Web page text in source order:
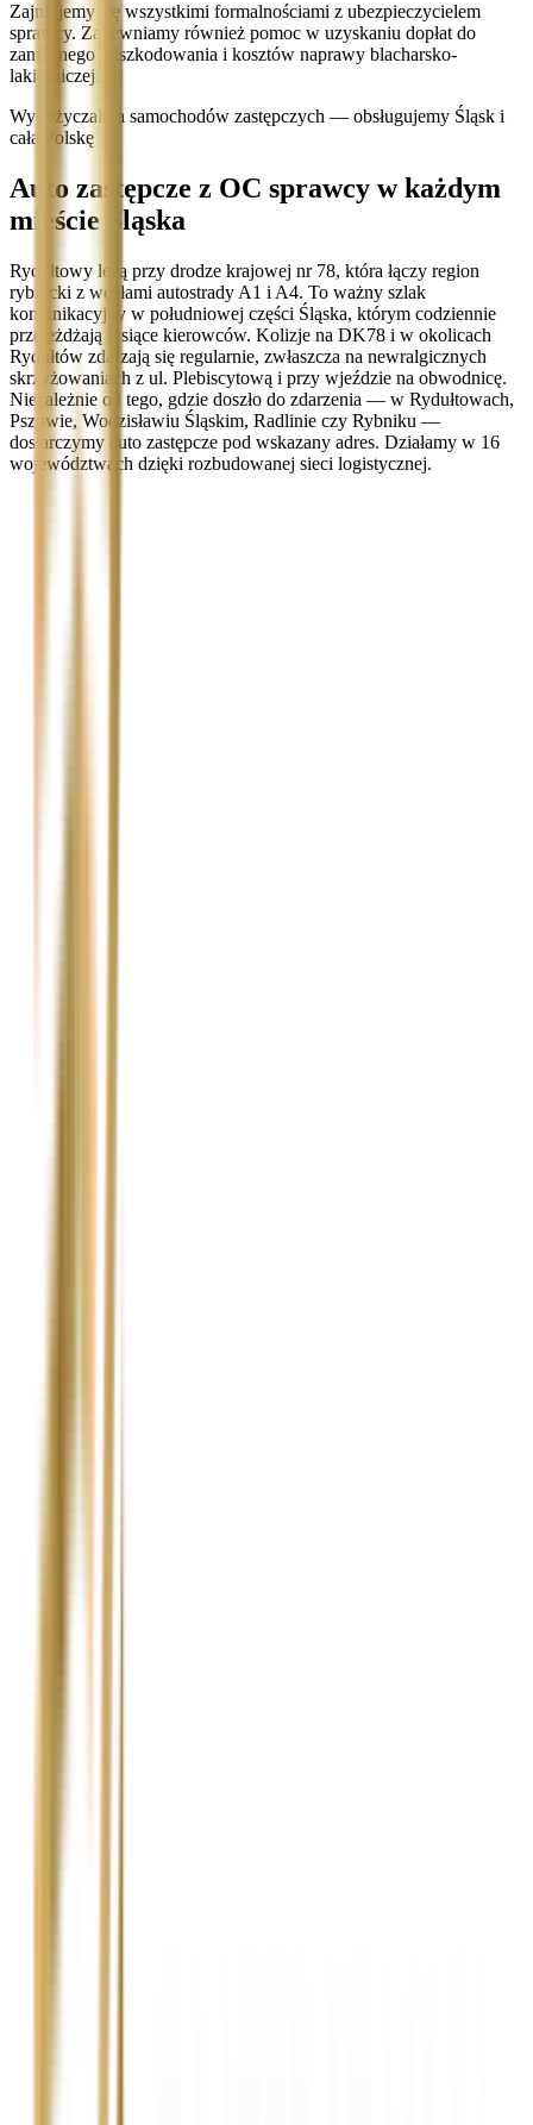
Zajmujemy się wszystkimi formalnościami z ubezpieczycielem
sprawcy. Zapewniamy również pomoc w uzyskaniu dopłat do
zaniżonego odszkodowania i kosztów naprawy blacharsko-
lakierniczej.
Wypożyczalnia samochodów zastępczych — obsługujemy Śląsk i
całą Polskę
Auto zastępcze z OC sprawcy w każdym
mieście Śląska
Rydułtowy leżą przy drodze krajowej nr 78, która łączy region
rybnicki z węzłami autostrady A1 i A4. To ważny szlak
komunikacyjny w południowej części Śląska, którym codziennie
przejeżdżają tysiące kierowców. Kolizje na DK78 i w okolicach
Rydułtów zdarzają się regularnie, zwłaszcza na newralgicznych
skrzyżowaniach z ul. Plebiscytową i przy wjeździe na obwodnicę.
Niezależnie od tego, gdzie doszło do zdarzenia — w Rydułtowach,
Pszowie, Wodzisławiu Śląskim, Radlinie czy Rybniku —
dostarczymy auto zastępcze pod wskazany adres. Działamy w 16
województwach dzięki rozbudowanej sieci logistycznej.